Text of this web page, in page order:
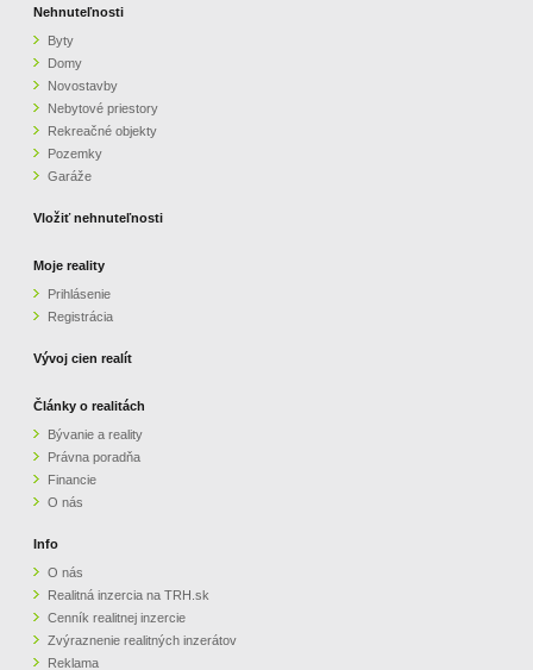
GARÁŽE
O NÁS
CENNÍK REALITNEJ INZERCIE
ZVÝRAZNENIE REALITNÝCH INZERÁTOV
PARTNERI
OBCHODNÉ PODMIENKY
KONTAKT
Nehnuteľnosti
Byty
Domy
Novostavby
Nebytové priestory
Rekreačné objekty
Pozemky
Garáže
Vložiť nehnuteľnosti
Moje reality
Prihlásenie
Registrácia
Vývoj cien realít
Články o realitách
Bývanie a reality
Právna poradňa
Financie
O nás
Info
O nás
Realitná inzercia na TRH.sk
Cenník realitnej inzercie
Zvýraznenie realitných inzerátov
Reklama